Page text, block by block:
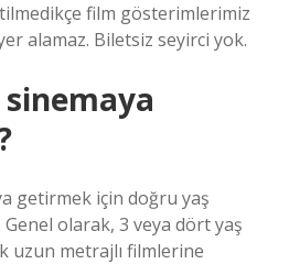
film gösterimlerimiz
alamaz. Biletsiz seyirci yok.
getirmek için doğru yaş
Genel olarak, 3 veya dört yaş
uzun metrajlı filmlerine